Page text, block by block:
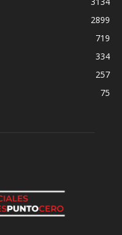
2899
719
334
257
75